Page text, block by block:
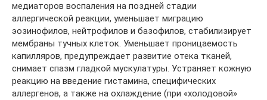
медиаторов воспаления на поздней стадии
аллергической реакции, уменьшает миграцию
эозинофилов, нейтрофилов и базофилов, стабилизирует
мембраны тучных клеток. Уменьшает проницаемость
капилляров, предупреждает развитие отека тканей,
снимает спазм гладкой мускулатуры. Устраняет кожную
реакцию на введение гистамина, специфических
аллергенов, а также на охлаждение (при «холодовой»